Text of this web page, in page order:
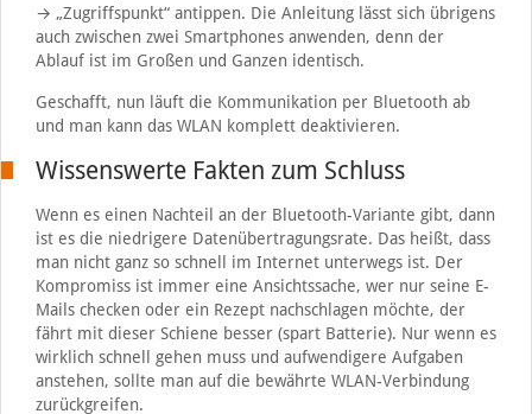
→ „Zugriffspunkt“ antippen. Die Anleitung lässt sich übrigens
auch zwischen zwei Smartphones anwenden, denn der
Ablauf ist im Großen und Ganzen identisch.
Geschafft, nun läuft die Kommunikation per Bluetooth ab
und man kann das WLAN komplett deaktivieren.
Wissenswerte Fakten zum Schluss
Wenn es einen Nachteil an der Bluetooth-Variante gibt, dann
ist es die niedrigere Datenübertragungsrate. Das heißt, dass
man nicht ganz so schnell im Internet unterwegs ist. Der
Kompromiss ist immer eine Ansichtssache, wer nur seine E-
Mails checken oder ein Rezept nachschlagen möchte, der
fährt mit dieser Schiene besser (spart Batterie). Nur wenn es
wirklich schnell gehen muss und aufwendigere Aufgaben
anstehen, sollte man auf die bewährte WLAN-Verbindung
zurückgreifen.